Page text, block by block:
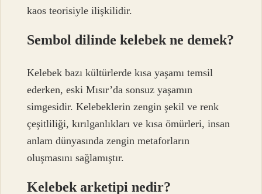
kaos teorisiyle ilişkilidir.
Sembol dilinde kelebek ne demek?
Kelebek bazı kültürlerde kısa yaşamı temsil
ederken, eski Mısır’da sonsuz yaşamın
simgesidir. Kelebeklerin zengin şekil ve renk
çeşitliliği, kırılganlıkları ve kısa ömürleri, insan
anlam dünyasında zengin metaforların
oluşmasını sağlamıştır.
Kelebek arketipi nedir?